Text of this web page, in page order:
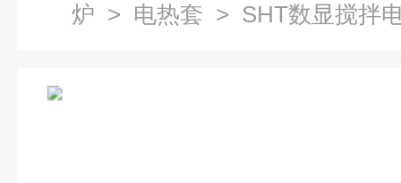
炉 > 电热套 > SHT数显搅拌